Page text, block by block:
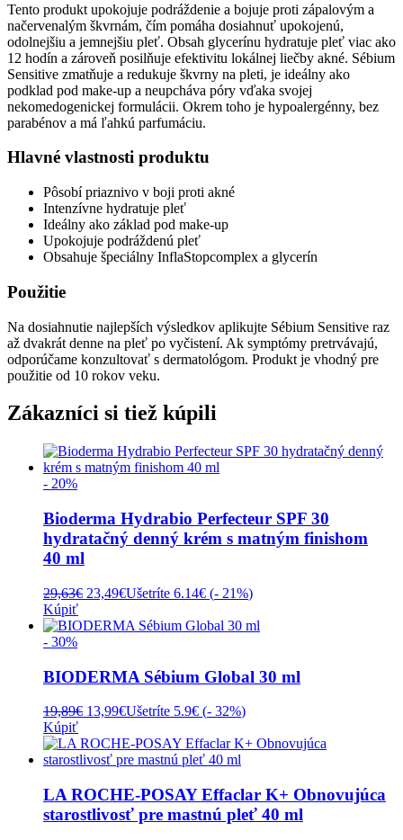
Tento produkt upokojuje podráždenie a bojuje proti zápalovým a
načervenalým škvrnám, čím pomáha dosiahnuť upokojenú,
odolnejšiu a jemnejšiu pleť. Obsah glycerínu hydratuje pleť viac ako
12 hodín a zároveň posilňuje efektivitu lokálnej liečby akné. Sébium
Sensitive zmatňuje a redukuje škvrny na pleti, je ideálny ako
podklad pod make-up a neupcháva póry vďaka svojej
nekomedogenickej formulácii. Okrem toho je hypoalergénny, bez
parabénov a má ľahkú parfumáciu.
Hlavné vlastnosti produktu
Pôsobí priaznivo v boji proti akné
Intenzívne hydratuje pleť
Ideálny ako základ pod make-up
Upokojuje podráždenú pleť
Obsahuje špeciálny InflaStopcomplex a glycerín
Použitie
Na dosiahnutie najlepších výsledkov aplikujte Sébium Sensitive raz
až dvakrát denne na pleť po vyčistení. Ak symptómy pretrvávajú,
odporúčame konzultovať s dermatológom. Produkt je vhodný pre
použitie od 10 rokov veku.
Zákazníci si tiež kúpili
- 20%
Bioderma Hydrabio Perfecteur SPF 30
hydratačný denný krém s matným finishom
40 ml
29,63€ Pôvodná
bola:
23,49€Aktuálna
je:
Ušetríte 6.14€ (- 21%)
Kúpiť
- 30%
BIODERMA Sébium Global 30 ml
19,89€ Pôvodná
bola:
19,89€.
13,99€Aktuálna
je:
13,99€.
Ušetríte 5.9€ (- 32%)
Kúpiť
LA ROCHE-POSAY Effaclar K+ Obnovujúca
starostlivosť pre mastnú pleť 40 ml